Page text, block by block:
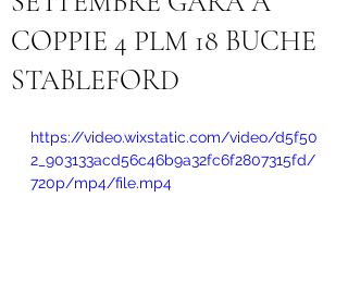
COPPIE 4 PLM 18 BUCHE
STABLEFORD
https://video.wixstatic.com/video/d5f50
2_903133acd56c46b9a32fc6f2807315fd/
720p/mp4/file.mp4